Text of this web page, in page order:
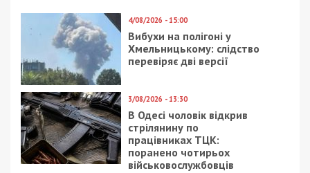
4/08/2026 - 15:00
Вибухи на полігоні у
Хмельницькому: слідство
перевіряє дві версії
3/08/2026 - 13:30
В Одесі чоловік відкрив
стрілянину по
працівниках ТЦК:
поранено чотирьох
військовослужбовців